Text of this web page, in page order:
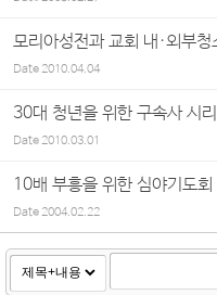
모리아성전과 교회 내·외부청
Date2010.04.04
30대 청년을 위한 구속사 시
Date2010.03.01
10배 부흥을 위한 심야기도회
Date2004.02.22